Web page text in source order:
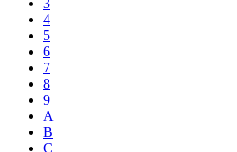
4
5
6
7
8
9
A
B
C